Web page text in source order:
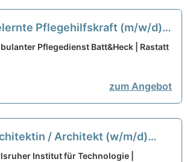
Pflegehilfskraft (m/w/d)
(20 Stunden/Woche) –
Pflegedienst Batt&Heck | Rastatt
zum Angebot
/ Architekt (w/m/d)
(70%
Institut für Technologie |